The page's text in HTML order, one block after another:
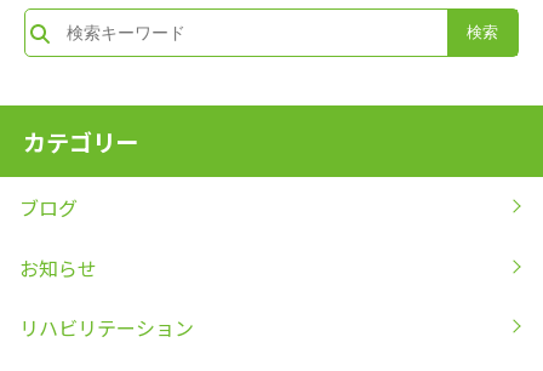
カテゴリー
ブログ
お知らせ
リハビリテーション